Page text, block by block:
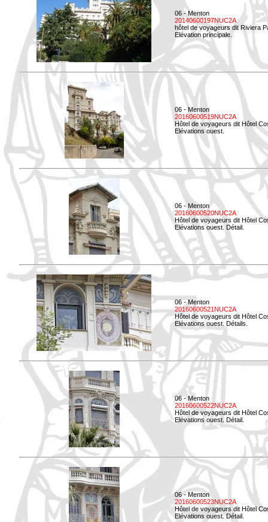
06 - Menton
20140600197NUC2A
hôtel de voyageurs dit Riviera
Elévation principale.
06 - Menton
20160600519NUC2A
Hôtel de voyageurs dit Hôtel
Elévations ouest.
06 - Menton
20160600520NUC2A
Hôtel de voyageurs dit Hôtel
Elévations ouest. Détail.
06 - Menton
20160600521NUC2A
Hôtel de voyageurs dit Hôtel
Elévations ouest. Détails.
06 - Menton
20160600522NUC2A
Hôtel de voyageurs dit Hôtel
Elévations ouest. Détail.
06 - Menton
20160600523NUC2A
Hôtel de voyageurs dit Hôtel
Elévations ouest. Détail.